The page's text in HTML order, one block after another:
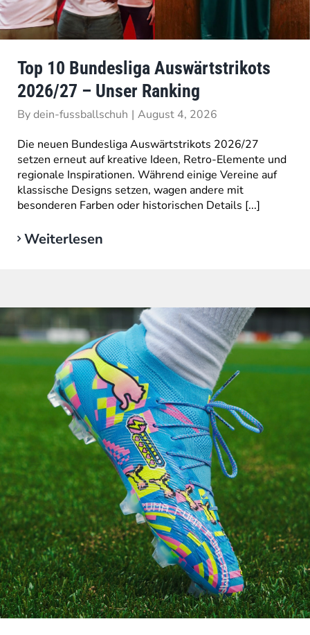
Top 10 Bundesliga Auswärtstrikots
2026/27 – Unser Ranking
Bydein-fussballschuh | August 4, 2026
Die neuen Bundesliga Auswärtstrikots 2026/27
setzen erneut auf kreative Ideen, Retro-Elemente und
regionale Inspirationen. Während einige Vereine auf
klassische Designs setzen, wagen andere mit
besonderen Farben oder historischen Details [...]
Weiterlesen